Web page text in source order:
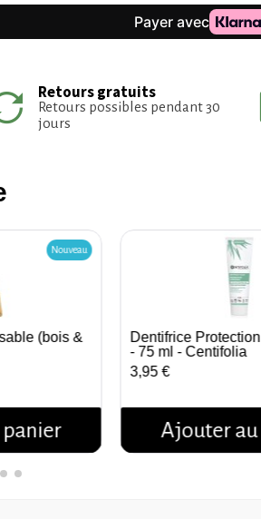
Retours gratuits
Retours possibles pendant 30
jours
Nouveau
(bois &
Aperçu
Dentifrice
- 75 ml - Centifolia
3,95 €
Ajouter